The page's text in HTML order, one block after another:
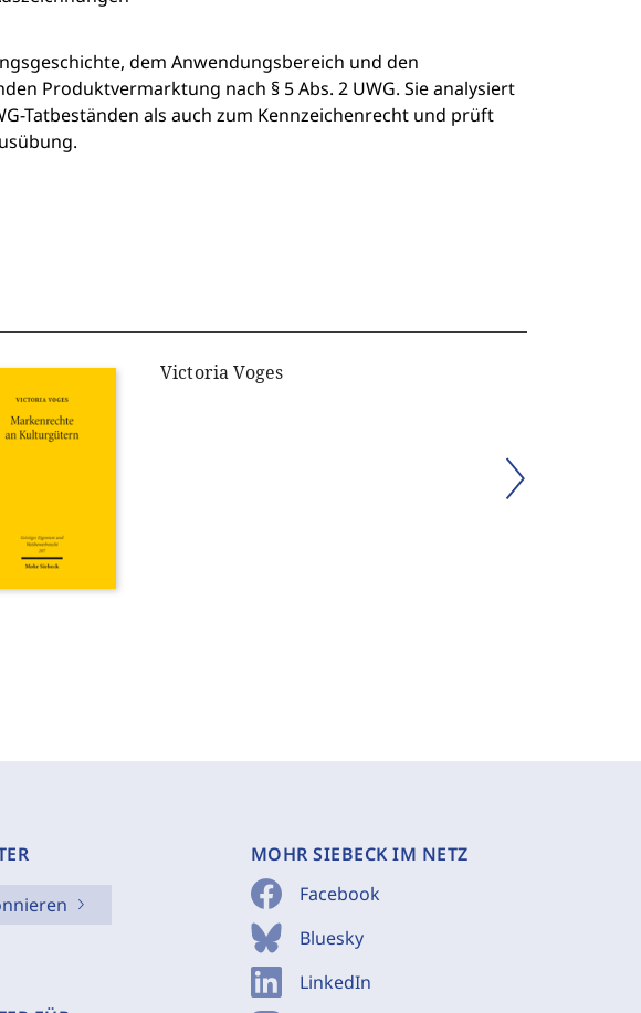
dem Anwendungsbereich und den
Produktvermarktung nach § 5 Abs. 2 UWG. Sie analysiert
Tatbeständen als auch zum Kennzeichenrecht und prüft
Victoria Voges
MOHR SIEBECK IM NETZ
Facebook
Bluesky
LinkedIn